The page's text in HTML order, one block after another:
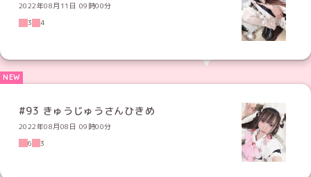
2022年08月11日 09時00分
3
4
#93 きゅうじゅうさんひきめ
2022年08月08日 09時00分
6
3